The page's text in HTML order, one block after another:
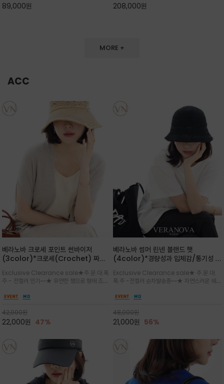
양한 연출이
89,000원
일까지 두루 잘 어울리는 활2
208,000원
MORE +
ACC
베라노바 크로셰 포인트 썬바이저
(3color)*크로셰(Crochet) 짜임
미닌한 무드를 연출/벨크로 타입이라 휴
대도 간편
Exclusive Clearance sale★주.문.대.폭.
주 - 전컬러 인기~~★ 유연한 챙으로 형태 조절
말아 휴대하기 좋고, 챙의 모양을 살짝 바꿀 수 있
용성을 모두 갖춘 아이템
42,000원
22,000원 47%
베라노바 썸머 린넨 블랜드 햇
(4color)*경량성과 입체감/통기성 좋
쾌적하게 착용/ 뒷트임 있어서 헤어스타
일링에도 편하게 쓰실수 있습니다
Exclusive Clearance sale★ 주.문.대.
폭.주 -전컬러 순차발송중~~★ 자연스러운 쉐입
련된 포인트/베이직한 컬러 구성으로 어떤 스타
용도 높은 아이템
48,000원
21,000원 56%